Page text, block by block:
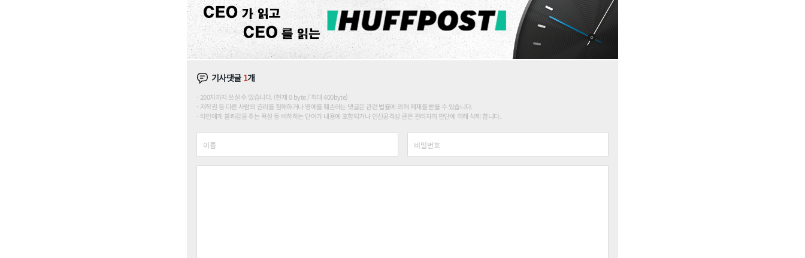
기사댓글 1개
200자까지 쓰실 수 있습니다. (현재 0 byte / 최대 400byte)
저작권 등 다른 사람의 권리를 침해하거나 명예를 훼손하는 댓글은 관련 법률에 의해 제재를 받을 수 있습니다.
타인에게 불쾌감을 주는 욕설 등 비하하는 단어가 내용에 포함되거나 인신공격성 글은 관리자의 판단에 의해 삭제 합니다.